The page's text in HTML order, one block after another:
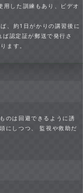
した訓練もあり、ビデオ
、約1日がかりの講習後に
ます。
のは回避できるように誘
監視や救助だ